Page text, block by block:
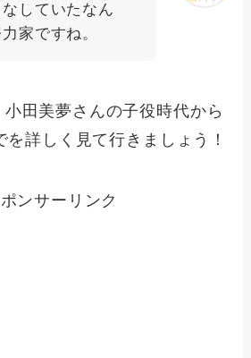
していたなん
家ですね。
田美夢さんの子役時代から
詳しく見て行きましょう！
ンサーリンク